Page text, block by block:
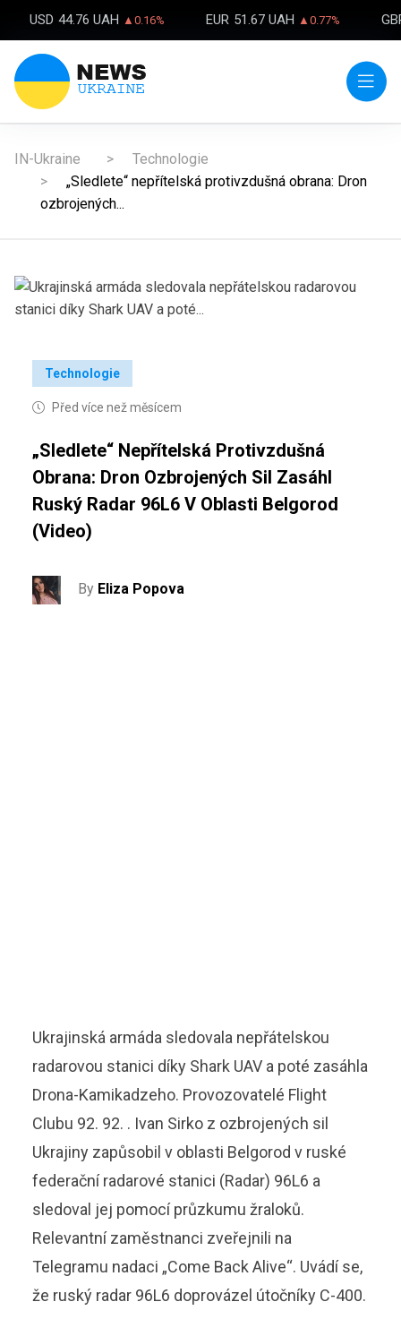
USD 44.76 UAH ▲0.16% EUR 51.67 UAH ▲0.77%
IN-Ukraine
Technologie
„Sledlete“ nepřítelská protivzdušná obrana: Dron
ozbrojených...
Technologie
Před více než měsícem
„Sledlete“ Nepřítelská Protivzdušná
Obrana: Dron Ozbrojených Sil Zasáhl
Ruský Radar 96L6 V Oblasti Belgorod
(video)
By Eliza Popova
Ukrajinská armáda sledovala nepřátelskou
radarovou stanici díky Shark UAV a poté zasáhla
Drona-Kamikadzeho. Provozovatelé Flight
Clubu 92. 92. . Ivan Sirko z ozbrojených sil
Ukrajiny zapůsobil v oblasti Belgorod v ruské
federační radarové stanici (Radar) 96L6 a
sledoval jej pomocí průzkumu žraloků.
Relevantní zaměstnanci zveřejnili na
Telegramu nadaci „Come Back Alive“. Uvádí se,
že ruský radar 96L6 doprovázel útočníky C-400.